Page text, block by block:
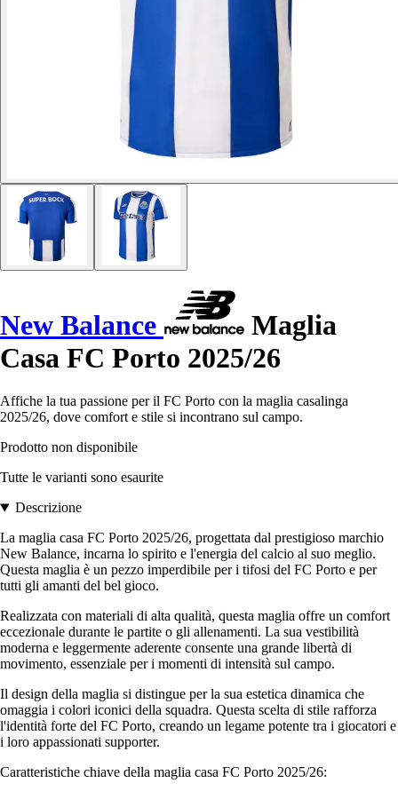
New Balance
Maglia
Casa FC Porto 2025/26
Affiche la tua passione per il FC Porto con la maglia casalinga
2025/26, dove comfort e stile si incontrano sul campo.
Prodotto non disponibile
Tutte le varianti sono esaurite
Descrizione
La maglia casa FC Porto 2025/26, progettata dal prestigioso marchio
New Balance, incarna lo spirito e l'energia del calcio al suo meglio.
Questa maglia è un pezzo imperdibile per i tifosi del FC Porto e per
tutti gli amanti del bel gioco.
Realizzata con materiali di alta qualità, questa maglia offre un comfort
eccezionale durante le partite o gli allenamenti. La sua vestibilità
moderna e leggermente aderente consente una grande libertà di
movimento, essenziale per i momenti di intensità sul campo.
Il design della maglia si distingue per la sua estetica dinamica che
omaggia i colori iconici della squadra. Questa scelta di stile rafforza
l'identità forte del FC Porto, creando un legame potente tra i giocatori e
i loro appassionati supporter.
Caratteristiche chiave della maglia casa FC Porto 2025/26: